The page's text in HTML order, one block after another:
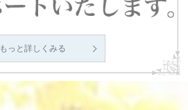
もっと詳しくみる